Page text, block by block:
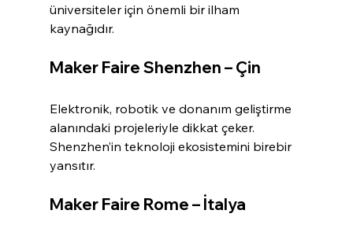
üniversiteler için önemli bir ilham
kaynağıdır.
Maker Faire Shenzhen – Çin
Elektronik, robotik ve donanım geliştirme
alanındaki projeleriyle dikkat çeker.
Shenzhen’in teknoloji ekosistemini birebir
yansıtır.
Maker Faire Rome – İtalya